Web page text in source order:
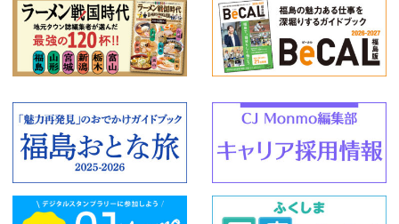
スイーツ うなぎ
2020年夏の宴会情報
絞り込む